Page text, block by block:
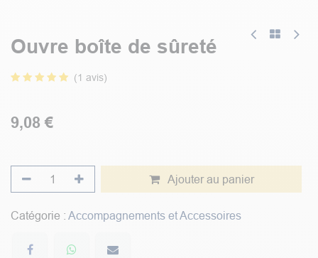
Ouvre boîte de sûreté
(1 avis)
9,08 €
Ajouter au panier
Catégorie : Accompagnements et Accessoires